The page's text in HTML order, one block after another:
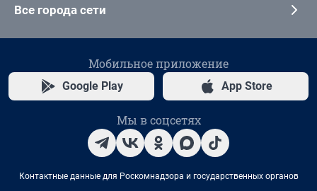
Все города сети
Мобильное приложение
Google Play App Store
Мы в соцсетях
Контактные данные для Роскомнадзора и государственных органов